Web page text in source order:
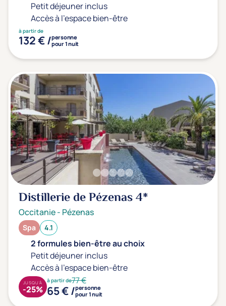
Petit déjeuner inclus
Accès à l'espace bien-être
à partir de
132 € /personne
pour 1 nuit
Distillerie de Pézenas4*
Occitanie- Pézenas
Spa 4.1
2 formules bien-être au choix
Petit déjeuner inclus
Accès à l'espace bien-être
à partir de77 €
65 € /personne
pour 1 nuit
JUSQU'À
-25%